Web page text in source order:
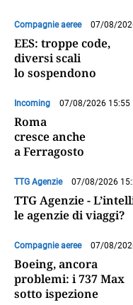
Compagnie aeree 07/08/
EES: troppe code,
diversi scali
lo sospendono
Incoming 07/08/2026 15:55
Roma
cresce anche
a Ferragosto
TTG Agenzie 07/08/2026
TTG Agenzie -
le agenzie di viaggi?
Compagnie aeree 07/08/
Boeing, ancora
problemi: i 737 Max
sotto ispezione